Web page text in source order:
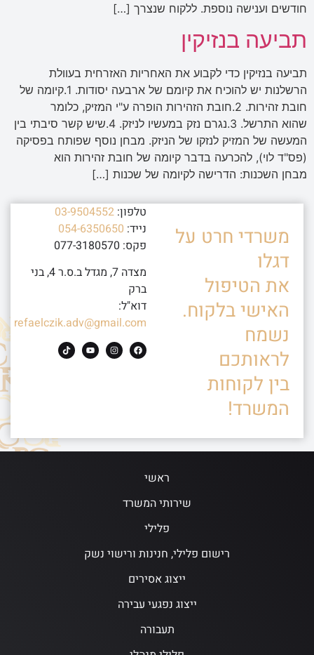
חודשים וענישה נוספת. ללקוח שנצרך […]
תביעה בנזיקין
תביעה בנזיקין כדי לקבוע את האחריות האזרחית בעוולת
הרשלנות יש להוכיח את קיומם של ארבעה יסודות. 1.קיומה של
חובת זהירות. 2.חובת הזהירות הופרה ע"י המזיק, כלומר
שהוא התרשל. 3.נגרם נזק במעשיו לניזק. 4.שיש קשר סיבתי בין
המעשה של המזיק לנזקו של הניזק. מבחן נוסף שפותח בפסיקה
(פס"ד לוי), להכרעה בדבר קיומה של חובת זהירות הוא
מבחן השכנות: הדרישה לקיומה של שכנות […]
משרדי חרט על
דגלו
את הטיפול
האישי בלקוח.
נשמח
לראותכם
בין לקוחות
המשרד!
טלפון: 03-9504552
נייד: 054-6350650
פקס: 077-3180570
מצדה 7, מגדל ב.ס.ר 4, בני
ברק
דוא"ל:
refaelczik.adv@gmail.com
ראשי
שירותי המשרד
פלילי
רישום פלילי, חנינות ורישוי נשק
ייצוג אסירים
ייצוג נפגעי עבירה
תעבורה